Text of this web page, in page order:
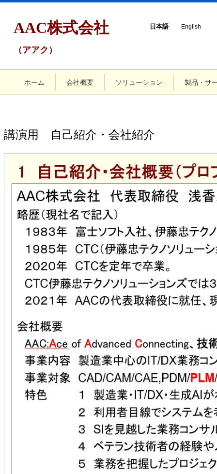
AAC株式会社
（アアク）
日本語 English
ホーム 会社概要 ソリューション 製品・サ
講演用 自己紹介・会社紹介